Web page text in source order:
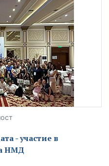
- участие в
НМД